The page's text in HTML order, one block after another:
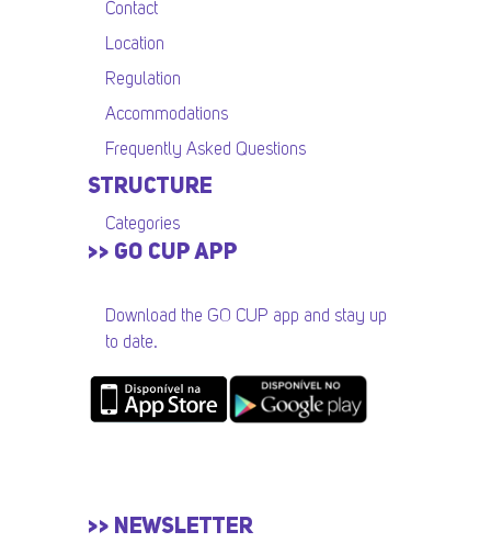
Contact
Location
Regulation
Accommodations
Frequently Asked Questions
STRUCTURE
Categories
>> GO CUP APP
Download the GO CUP app and stay up
to date.
>> NEWSLETTER